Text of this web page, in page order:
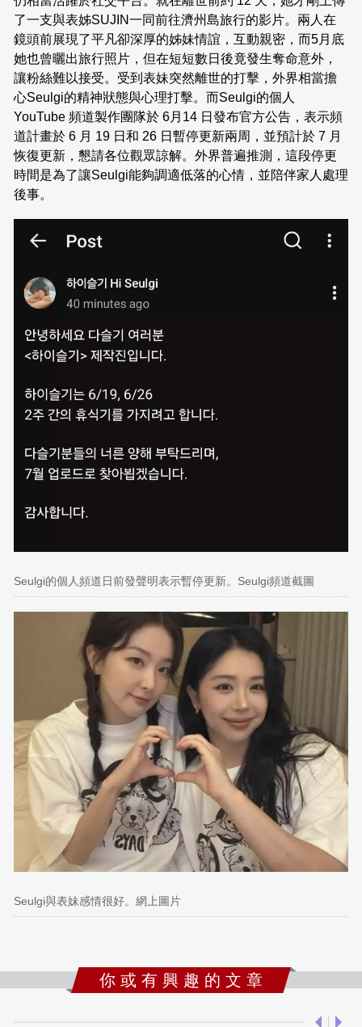
了一支與表姊SUJIN一同前往濟州島旅行的影片。兩人在
鏡頭前展現了平凡卻深厚的姊妹情誼，互動親密，而5月底
她也曾曬出旅行照片，但在短短數日後竟發生奪命意外，
讓粉絲難以接受。受到表妹突然離世的打擊，外界相當擔
心Seulgi的精神狀態與心理打擊。而Seulgi的個人
YouTube 頻道製作團隊於 6月14 日發布官方公告，表示頻
道計畫於 6 月 19 日和 26 日暫停更新兩周，並預計於 7 月
恢復更新，懇請各位觀眾諒解。外界普遍推測，這段停更
時間是為了讓Seulgi能夠調適低落的心情，並陪伴家人處理
後事。
Seulgi的個人頻道日前發聲明表示暫停更新。Seulgi頻道截圖
Seulgi與表妹感情很好。網上圖片
你 或 有 興 趣 的 文 章